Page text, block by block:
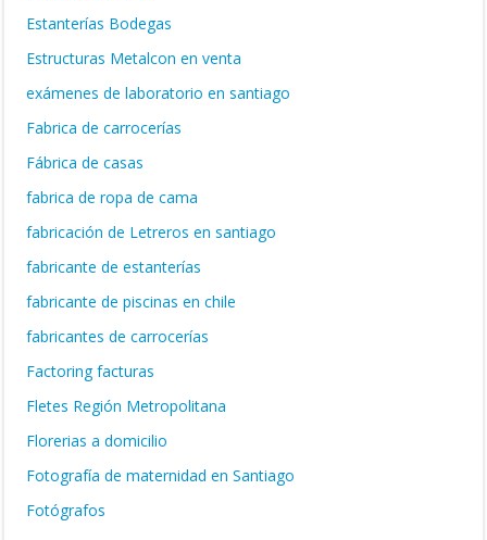
Estanterías Bodegas
Estructuras Metalcon en venta
exámenes de laboratorio en santiago
Fabrica de carrocerías
Fábrica de casas
fabrica de ropa de cama
fabricación de Letreros en santiago
fabricante de estanterías
fabricante de piscinas en chile
fabricantes de carrocerías
Factoring facturas
Fletes Región Metropolitana
Florerias a domicilio
Fotografía de maternidad en Santiago
Fotógrafos